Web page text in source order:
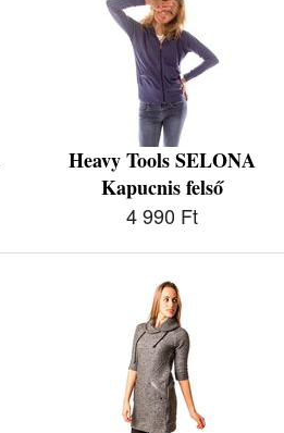
Heavy Tools SELONA
Kapucnis felső
4 990 Ft